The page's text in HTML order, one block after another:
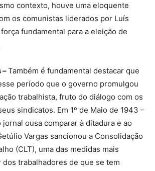
contexto, houve uma eloquente
os comunistas liderados por Luís
fundamental para a eleição de
–Também é fundamental destacar que
período que o governo promulgou
trabalhista, fruto do diálogo com os
sindicatos. Em 1º de Maio de 1943 –
ousa comparar à ditadura e ao
Vargas sancionou a Consolidação
(CLT), uma das medidas mais
dos trabalhadores de que se tem